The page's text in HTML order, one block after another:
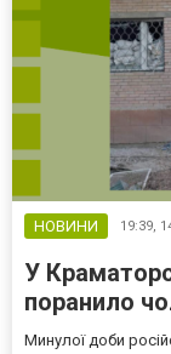
НОВИНИ 19:39,
У
поранило
Минулої доби